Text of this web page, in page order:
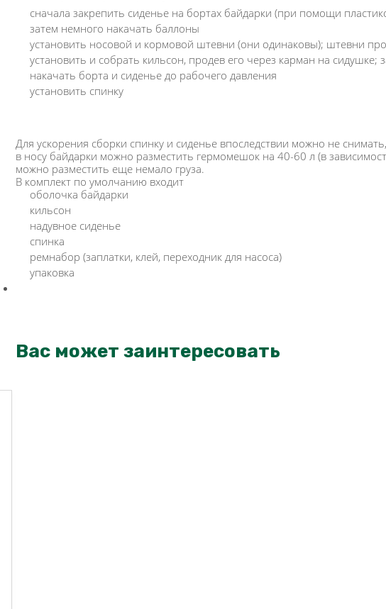
сначала закрепить сиденье на бортах байдарки (при помощи
затем немного накачать баллоны
установить носовой и кормовой штевни (они одинаковы); штевни
установить и собрать кильсон, продев его через карман на
накачать борта и сиденье до рабочего давления
установить спинку
Для ускорения сборки спинку и сиденье впоследствии можно не
в носу байдарки можно разместить гермомешок на 40-60 л (в
можно разместить еще немало груза.
В комплект по умолчанию входит
оболочка байдарки
кильсон
надувное сиденье
спинка
ремнабор (заплатки, клей, переходник для насоса)
упаковка
Вас может заинтересовать